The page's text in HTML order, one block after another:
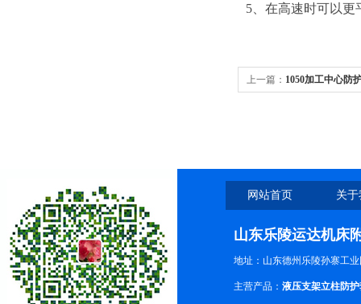
5 、在高速时可以
上一篇： 1050加工中心防
网站首页 关
山东乐陵运达机床
地址：山东德州乐陵孙寨工
主营产品： 液压支架立柱防